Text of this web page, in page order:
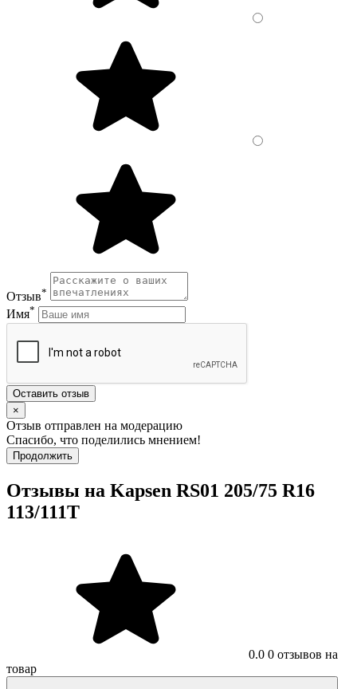
Отзыв*
Имя*
Оставить отзыв
×
Отзыв отправлен на модерацию
Спасибо, что поделились мнением!
Продолжить
Отзывы на Kapsen RS01 205/75 R16
113/111T
0.0 0 отзывов на
товар